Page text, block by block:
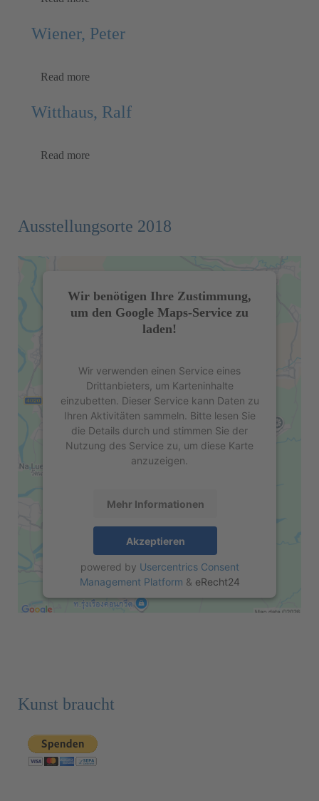
Wiener, Peter
Read more
Witthaus, Ralf
Read more
Ausstellungsorte 2018
Wir benötigen Ihre Zustimmung,
um den Google Maps-Service zu
laden!
Wir verwenden einen Service eines
Drittanbieters, um Karteninhalte
einzubetten. Dieser Service kann Daten zu
Ihren Aktivitäten sammeln. Bitte lesen Sie
die Details durch und stimmen Sie der
Nutzung des Service zu, um diese Karte
anzuzeigen.
Mehr Informationen
Akzeptieren
powered by Usercentrics Consent
Management Platform & eRecht24
Kunst braucht